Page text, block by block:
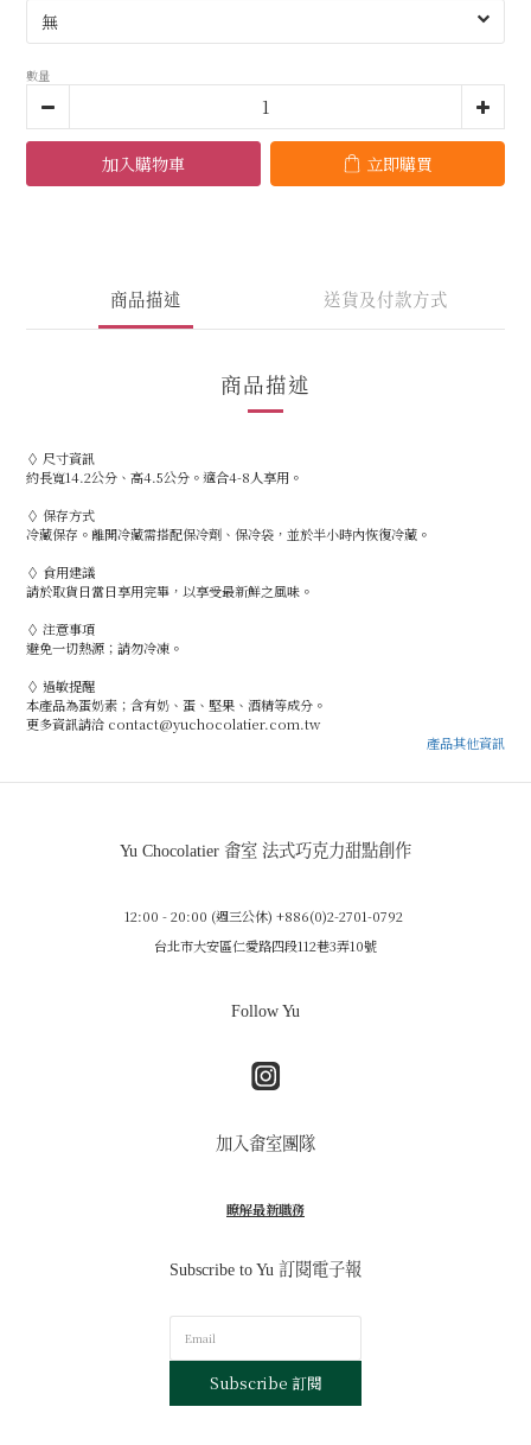
數量
加入購物車 立即購買
商品描述 送貨及付款方式
商品描述
◊ 尺寸資訊
約長寬14.2公分、高4.5公分。適合4-8人享用。
◊ 保存方式
冷藏保存。離開冷藏需搭配保冷劑、保冷袋，並於半小時內恢復冷藏。
◊ 食用建議
請於取貨日當日享用完畢，以享受最新鮮之風味。
◊ 注意事項
避免一切熱源；請勿冷凍。
◊ 過敏提醒
本產品為蛋奶素；含有奶、蛋、堅果、酒精等成分。
更多資訊請洽 contact@yuchocolatier.com.tw
產品其他資訊
Yu Chocolatier 畬室 法式巧克力甜點創作
12:00 - 20:00 (週三公休) +886(0)2-2701-0792
台北市大安區仁愛路四段112巷3弄10號
Follow Yu
加入畬室團隊
瞭解最新職務
Subscribe to Yu 訂閱電子報
Subscribe 訂閱